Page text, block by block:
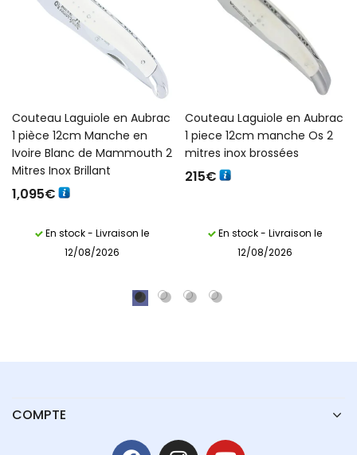
Couteau Laguiole en Aubrac
1 pièce 12cm Manche en
Ivoire Blanc de Mammouth 2
Mitres Inox Brillant
1,095€
En stock - Livraison le
12/08/2026
Couteau Laguiole en Aubrac
1 piece 12cm manche Os 2
mitres inox brossées
215€
En stock - Livraison le
12/08/2026
COMPTE